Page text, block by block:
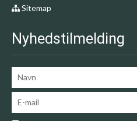
Sitemap
Nyhedstilmelding